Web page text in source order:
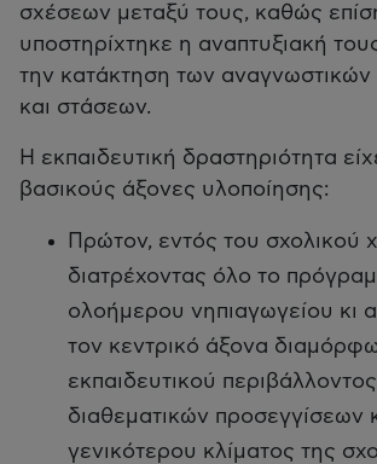
σχέσεων μεταξύ τους, καθώς
υποστηρίχτηκε η αναπτυξιακή
την κατάκτηση των αναγνωστικών
και στάσεων.
Η εκπαιδευτική δραστηριότητα
βασικούς άξονες υλοποίησης:
Πρώτον, εντός του σχολικού
διατρέχοντας όλο το
ολοήμερου νηπιαγωγείου κι
τον κεντρικό άξονα
εκπαιδευτικού
διαθεματικών προσεγγίσεων
γενικότερου κλίματος της